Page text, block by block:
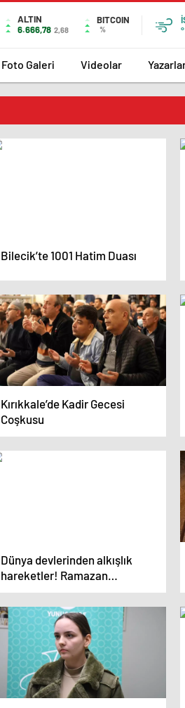
ALTIN
6.666,78 2,68
BITCOIN
%
°
Foto Galeri Videolar
Bilecik’te 1001 Hatim Duası
Kırıkkale’de Kadir Gecesi
Coşkusu
Dünya devlerinden alkışlık
hareketler! Ramazan
kutlamasını hazmedemeyen
CEO’ya belki örnek olur